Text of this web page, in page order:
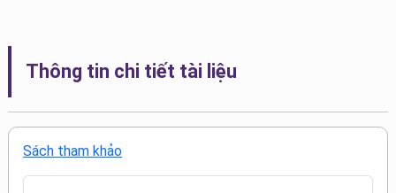
Thông tin chi tiết tài liệu
Sách tham khảo